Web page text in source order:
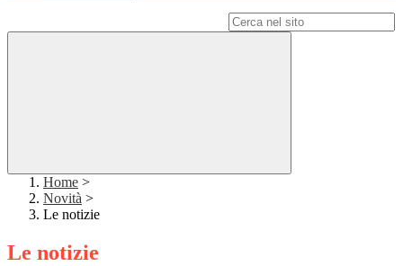
Home >
Novità >
Le notizie
Le notizie